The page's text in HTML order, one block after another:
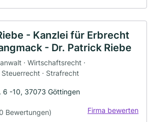
- Kanzlei für Erbrecht
- Dr. Patrick Riebe
· Wirtschaftsrecht ·
Steuerrecht · Strafrecht
6 -10, 37073 Göttingen
Bewertungen) Firma bewerten